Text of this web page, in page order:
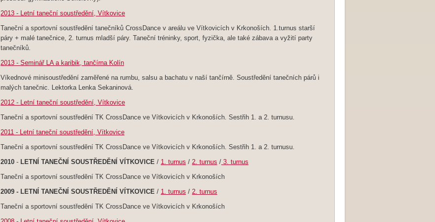
2013 - Letní taneční soustředění, Vítkovice
Taneční a sportovní soustředění tanečníků CrossDance v areálu ve Vítkovicích v Krkonoších. 1.turnus starší
páry + malé tanečnice, 2. turnus mladší páry. Taneční tréninky, sport, fyzička, ale také zábava a vyžití party
tanečníků.
2013 - Seminář LA a karibik, tančírna Kolín
Víkednové minisoustředění zaměřené na rumbu, salsu a bachatu v naší tančírně. Soustředění tanečních párů i
malých tanečnic. Lektorka Lenka Sekaninová.
2012 - Letní taneční soustředění, Vítkovice
Taneční a sportovní soustředění TK CrossDance ve Vítkovicích v Krkonoších. Sestřih 1. a 2. turnusu.
2011 - Letní taneční soustředění, Vítkovice
Taneční a sportovní soustředění TK CrossDance ve Vítkovicích v Krkonoších. Sestřih 1. a 2. turnusu.
2010 - LETNÍ TANEČNÍ SOUSTŘEDĚNÍ VÍTKOVICE / 1. turnus / 2. turnus / 3. turnus
Taneční a sportovní soustředění TK CrossDance ve Vítkovicích v Krkonoších
2009 - LETNÍ TANEČNÍ SOUSTŘEDĚNÍ VÍTKOVICE / 1. turnus / 2. turnus
Taneční a sportovní soustředění TK CrossDance ve Vítkovicích v Krkonoších